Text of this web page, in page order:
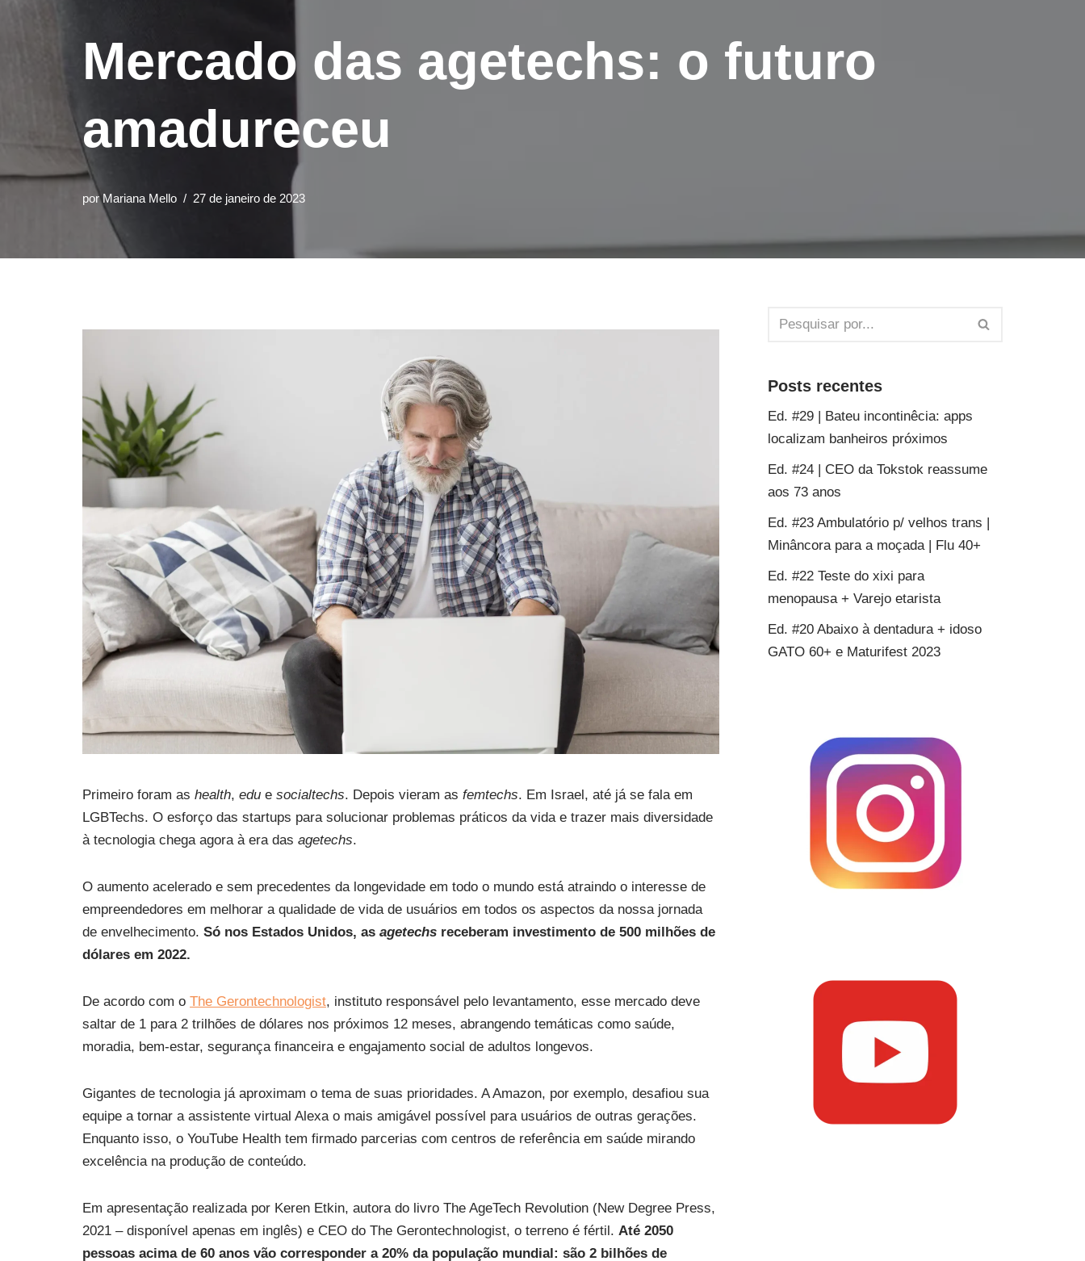
Mercado das agetechs: o futuro
amadureceu
porMariana Mello 27 de janeiro de 2023
Primeiro foram as health, edu e socialtechs. Depois vieram as femtechs. Em Israel, até já se fala em
LGBTechs. O esforço das startups para solucionar problemas práticos da vida e trazer mais diversidade
à tecnologia chega agora à era das agetechs.
O aumento acelerado e sem precedentes da longevidade em todo o mundo está atraindo o interesse de
empreendedores em melhorar a qualidade de vida de usuários em todos os aspectos da nossa jornada
de envelhecimento. Só nos Estados Unidos, as agetechs receberam investimento de 500 milhões de
dólares em 2022.
De acordo com o The Gerontechnologist, instituto responsável pelo levantamento, esse mercado deve
saltar de 1 para 2 trilhões de dólares nos próximos 12 meses, abrangendo temáticas como saúde,
moradia, bem-estar, segurança financeira e engajamento social de adultos longevos.
Gigantes de tecnologia já aproximam o tema de suas prioridades. A Amazon, por exemplo, desafiou sua
equipe a tornar a assistente virtual Alexa o mais amigável possível para usuários de outras gerações.
Enquanto isso, o YouTube Health tem firmado parcerias com centros de referência em saúde mirando
excelência na produção de conteúdo.
Em apresentação realizada por Keren Etkin, autora do livro The AgeTech Revolution (New Degree Press,
2021 – disponível apenas em inglês) e CEO do The Gerontechnologist, o terreno é fértil. Até 2050
pessoas acima de 60 anos vão corresponder a 20% da população mundial: são 2 bilhões de
Posts recentes
Ed. #29 | Bateu incontinêcia: apps
localizam banheiros próximos
Ed. #24 | CEO da Tokstok reassume
aos 73 anos
Ed. #23 Ambulatório p/ velhos trans |
Minâncora para a moçada | Flu 40+
Ed. #22 Teste do xixi para
menopausa + Varejo etarista
Ed. #20 Abaixo à dentadura + idoso
GATO 60+ e Maturifest 2023